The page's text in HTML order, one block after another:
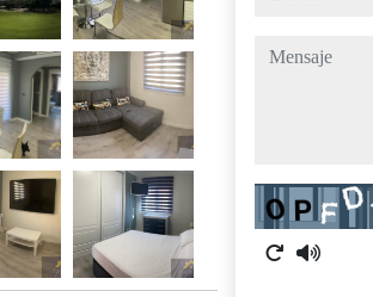
mensaje
Captcha